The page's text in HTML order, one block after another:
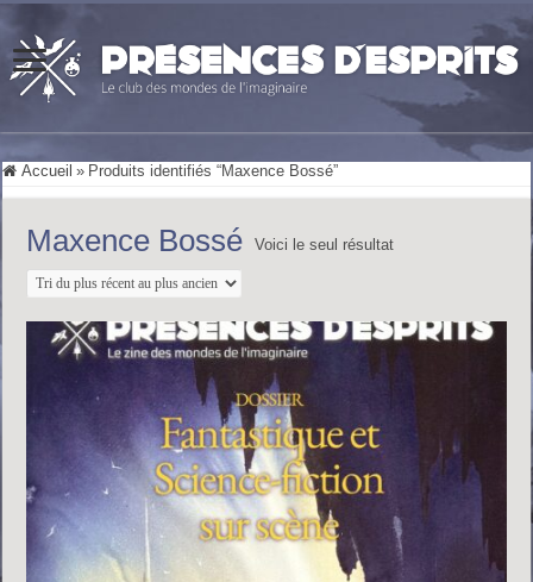
Accueil » Produits identifiés “Maxence Bossé”
Maxence Bossé Voici le seul résultat